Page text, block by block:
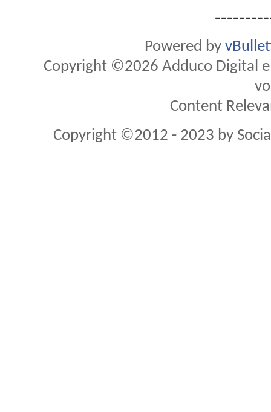
Powered by
Copyright ©2026 Adduco Digital
Content
Copyright ©2012 - 2023 by